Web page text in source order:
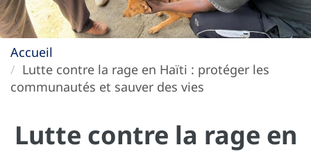
Accueil
Lutte contre la rage en Haïti : protéger les
communautés et sauver des vies
Lutte contre la rage en